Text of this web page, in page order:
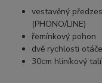
vestavěný
(PHONO/LINE)
řemínkový pohon
dvě rychlosti
30cm hliníkový